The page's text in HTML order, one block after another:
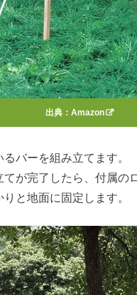
出典： Amazon
バーを組み立てます。
てが完了したら、付属の
と地面に固定します。